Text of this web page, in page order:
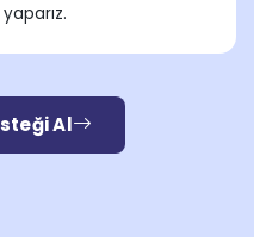
Al